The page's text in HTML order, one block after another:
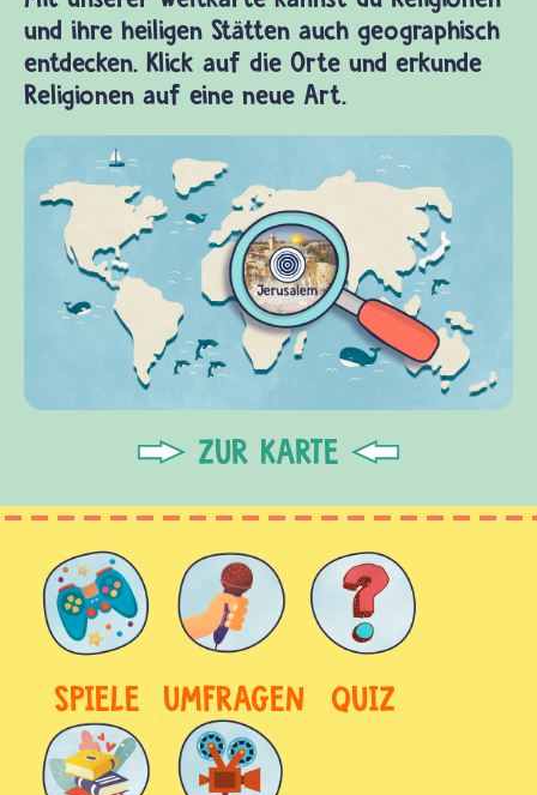
und ihre heiligen Stätten auch geographisch
entdecken. Klick auf die Orte und erkunde
Religionen auf eine neue Art.
ZUR KARTE
SPIELE UMFRAGEN QUIZ